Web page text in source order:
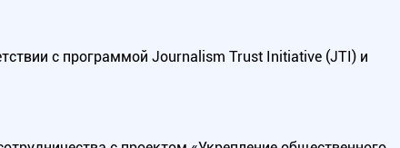
с программой Journalism Trust Initiative (JTI) и